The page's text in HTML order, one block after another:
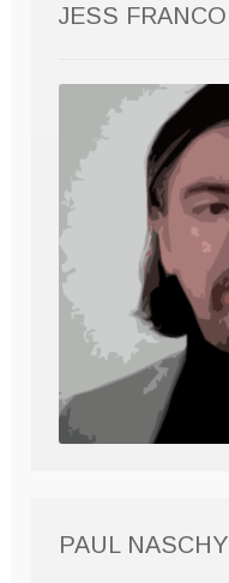
JESS FRANCO
PAUL NASCHY